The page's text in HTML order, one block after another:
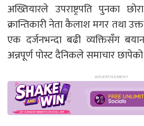
अख्तियारले उपराष्ट्रपति पुनका
क्रान्तिकारी नेता कैलाश मगर तथा
एक दर्जनभन्दा बढी व्यक्तिसँग
अन्नपूर्ण पोस्ट दैनिकले समाचार